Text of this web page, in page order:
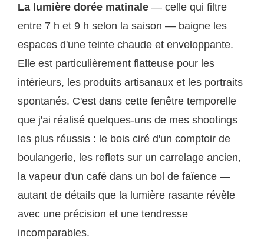
La lumière dorée matinale — celle qui filtre
entre 7 h et 9 h selon la saison — baigne les
espaces d'une teinte chaude et enveloppante.
Elle est particulièrement flatteuse pour les
intérieurs, les produits artisanaux et les portraits
spontanés. C'est dans cette fenêtre temporelle
que j'ai réalisé quelques-uns de mes shootings
les plus réussis : le bois ciré d'un comptoir de
boulangerie, les reflets sur un carrelage ancien,
la vapeur d'un café dans un bol de faïence —
autant de détails que la lumière rasante révèle
avec une précision et une tendresse
incomparables.